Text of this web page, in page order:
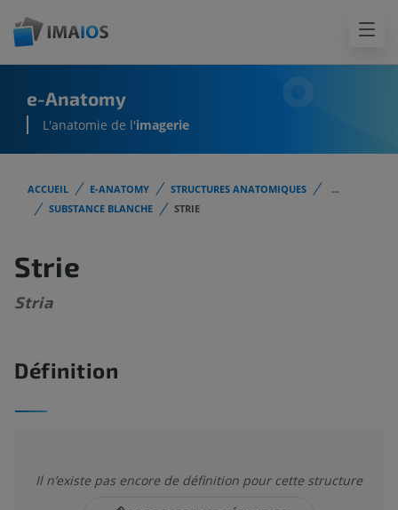
e-Anatomy
L'anatomie de l'imagerie
ACCUEIL E-ANATOMY STRUCTURES ANATOMIQUES
...
SUBSTANCE BLANCHE
STRIE
Strie
Stria
Définition
Il n’existe pas encore de définition pour cette structure